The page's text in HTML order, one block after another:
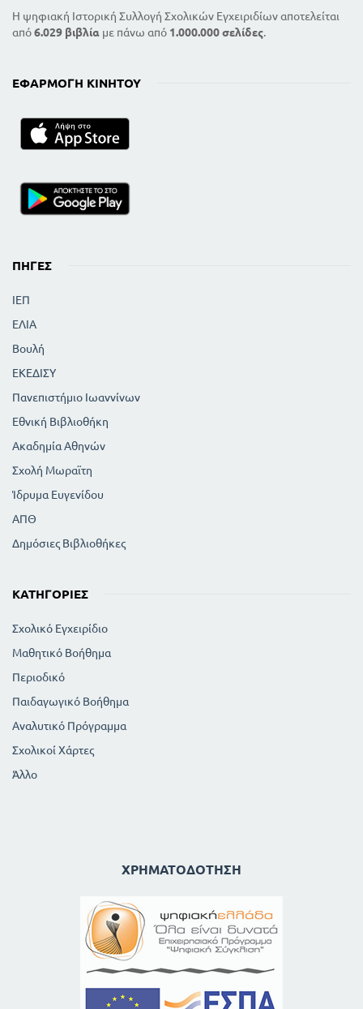
Η ψηφιακή Ιστορική Συλλογή Σχολικών Εγχειριδίων αποτελείται
από6.029 βιβλία με πάνω από 1.000.000 σελίδες.
ΕΦΑΡΜΟΓΉ ΚΙΝΗΤΟΎ
ΠΗΓΈΣ
ΙΕΠ
ΕΛΙΑ
Βουλή
ΕΚΕΔΙΣΥ
Πανεπιστήμιο Ιωαννίνων
Εθνική Βιβλιοθήκη
Ακαδημία Αθηνών
Σχολή Μωραϊτη
Ίδρυμα Ευγενίδου
ΑΠΘ
Δημόσιες Βιβλιοθήκες
ΚΑΤΗΓΟΡΊΕΣ
Σχολικό Εγχειρίδιο
Μαθητικό Βοήθημα
Περιοδικό
Παιδαγωγικό Βοήθημα
Αναλυτικό Πρόγραμμα
Σχολικοί Χάρτες
Άλλο
ΧΡΗΜΑΤΟΔΌΤΗΣΗ